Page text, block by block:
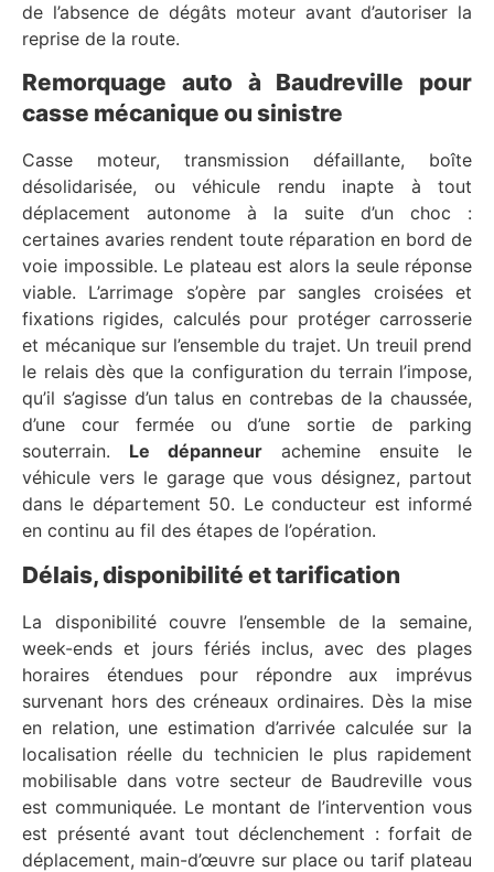
de l’absence de dégâts moteur avant d’autoriser la
reprise de la route.
Remorquage auto à Baudreville pour
casse mécanique ou sinistre
Casse moteur, transmission défaillante, boîte
désolidarisée, ou véhicule rendu inapte à tout
déplacement autonome à la suite d’un choc :
certaines avaries rendent toute réparation en bord de
voie impossible. Le plateau est alors la seule réponse
viable. L’arrimage s’opère par sangles croisées et
fixations rigides, calculés pour protéger carrosserie
et mécanique sur l’ensemble du trajet. Un treuil prend
le relais dès que la configuration du terrain l’impose,
qu’il s’agisse d’un talus en contrebas de la chaussée,
d’une cour fermée ou d’une sortie de parking
souterrain. Le dépanneur achemine ensuite le
véhicule vers le garage que vous désignez, partout
dans le département 50. Le conducteur est informé
en continu au fil des étapes de l’opération.
Délais, disponibilité et tarification
La disponibilité couvre l’ensemble de la semaine,
week-ends et jours fériés inclus, avec des plages
horaires étendues pour répondre aux imprévus
survenant hors des créneaux ordinaires. Dès la mise
en relation, une estimation d’arrivée calculée sur la
localisation réelle du technicien le plus rapidement
mobilisable dans votre secteur de Baudreville vous
est communiquée. Le montant de l’intervention vous
est présenté avant tout déclenchement : forfait de
déplacement, main-d’œuvre sur place ou tarif plateau